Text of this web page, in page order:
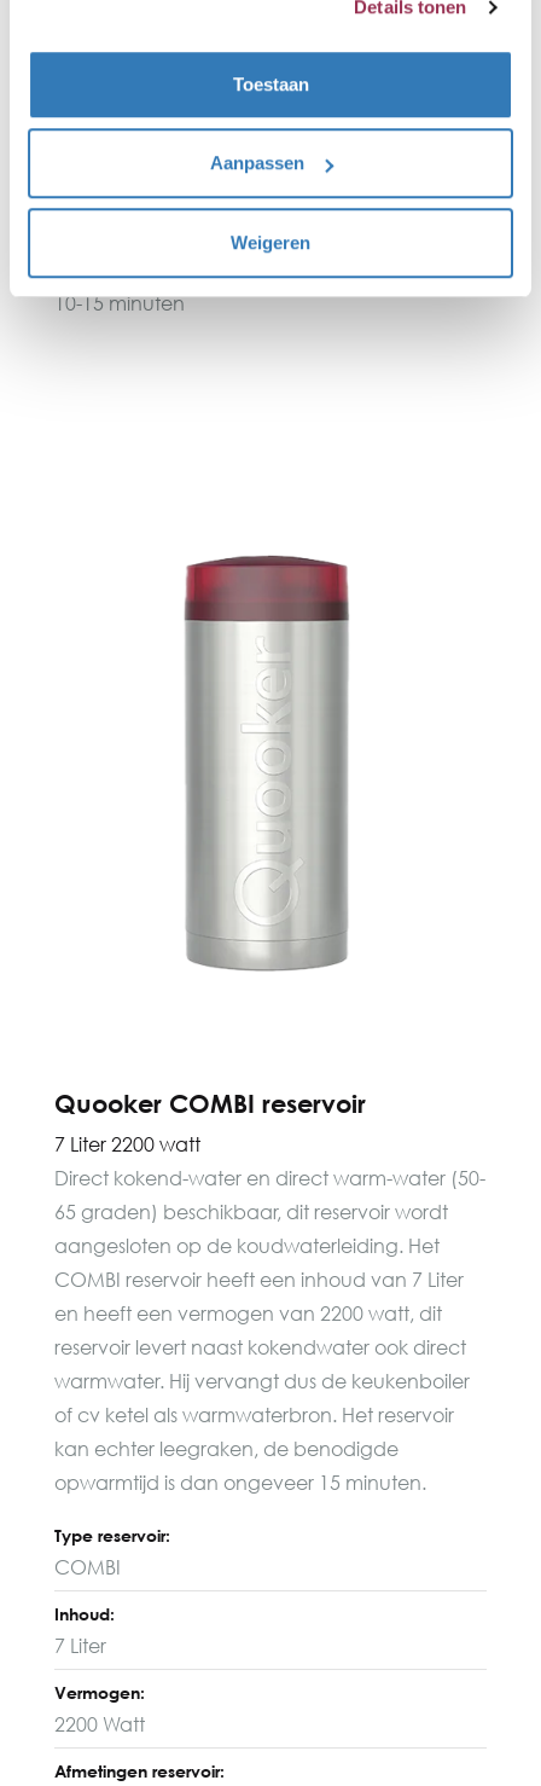
Details tonen
Toestaan
Aanpassen
Weigeren
Afmetingen reservoir:
Benodigde aansluitingen:
Opwarmtijd:
10-15 minuten
Quooker COMBI reservoir
7 Liter 2200 watt
Direct kokend-water en direct warm-water (50-
65 graden) beschikbaar, dit reservoir wordt
aangesloten op de koudwaterleiding. Het
COMBI reservoir heeft een inhoud van 7 Liter
en heeft een vermogen van 2200 watt, dit
reservoir levert naast kokendwater ook direct
warmwater. Hij vervangt dus de keukenboiler
of cv ketel als warmwaterbron. Het reservoir
kan echter leegraken, de benodigde
opwarmtijd is dan ongeveer 15 minuten.
Type reservoir:
COMBI
Inhoud:
7 Liter
Vermogen:
2200 Watt
Afmetingen reservoir: